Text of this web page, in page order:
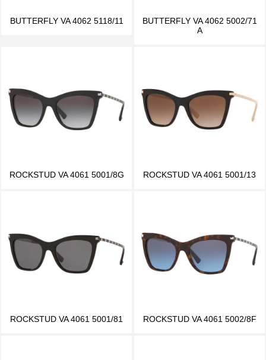
BUTTERFLY VA 4062 5118/11
BUTTERFLY VA 4062 5002/71
A
ROCKSTUD VA 4061 5001/8G ROCKSTUD VA 4061 5001/13
ROCKSTUD VA 4061 5001/81 ROCKSTUD VA 4061 5002/8F